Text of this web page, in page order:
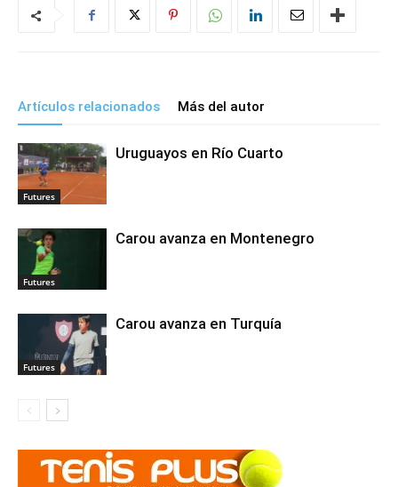
Artículos relacionados Más del autor
Futures
Uruguayos en Río Cuarto
Futures
Carou avanza en Montenegro
Futures
Carou avanza en Turquía